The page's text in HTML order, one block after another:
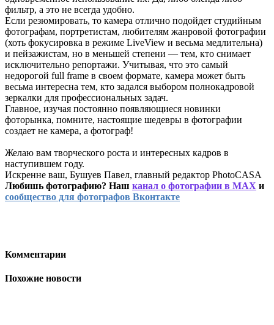
фильтр, а это не всегда удобно.
Если резюмировать, то камера отлично подойдет студийным
фотографам, портретистам, любителям жанровой фотографии
(хоть фокусировка в режиме LiveView и весьма медлительна)
и пейзажистам, но в меньшей степени — тем, кто снимает
исключительно репортажи. Учитывая, что это самый
недорогой full frame в своем формате, камера может быть
весьма интересна тем, кто задался выбором полнокадровой
зеркалки для профессиональных задач.
Главное, изучая постоянно появляющиеся новинки
фоторынка, помните, настоящие шедевры в фотографии
создает не камера, а фотограф!
Желаю вам творческого роста и интересных кадров в
наступившем году.
Искренне ваш, Бушуев Павел, главный редактор PhotoCASA
Любишь фотографию? Наш канал о фотографии в MAX и
сообщество для фотографов Вконтакте
Комментарии
Похожие новости